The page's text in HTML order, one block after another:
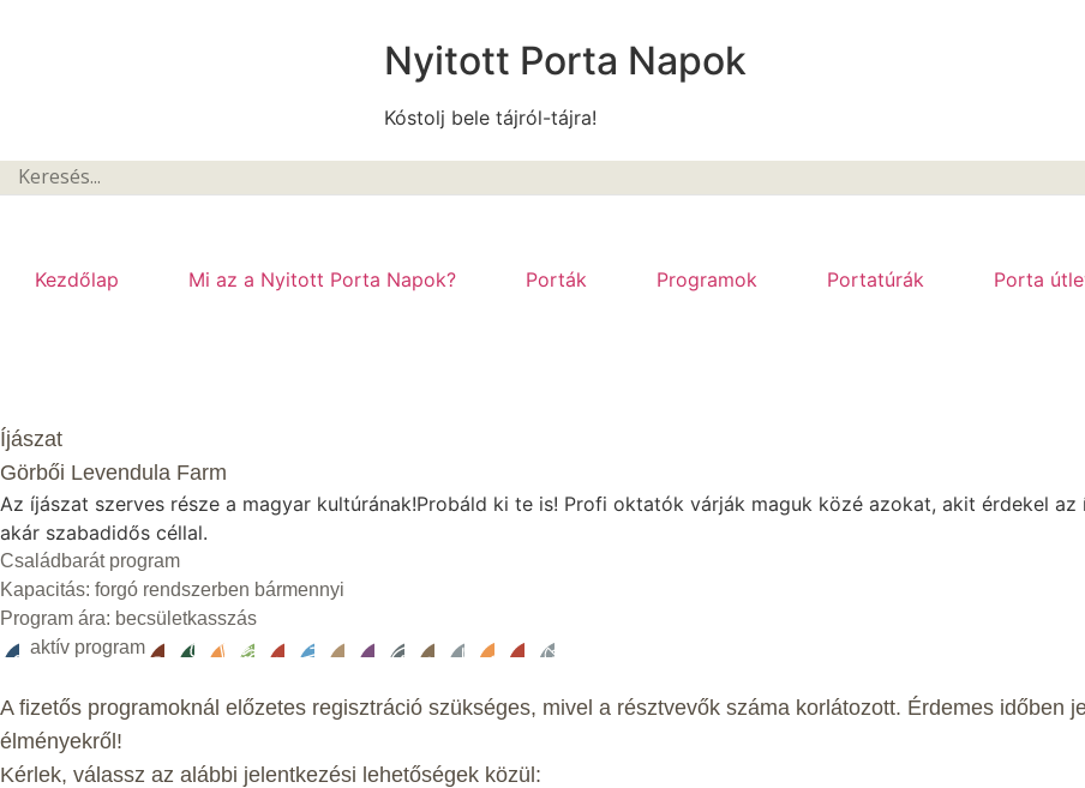
Nyitott Porta Napok
Kóstolj bele tájról-tájra!
Kezdőlap Mi az a Nyitott Porta Napok? Porták Programok Portatúrák Porta
Íjászat
Görbői Levendula Farm
Az íjászat szerves része a magyar kultúrának!Probáld ki te is! Profi oktatók várják maguk közé azokat, akit érdekel
akár szabadidős céllal.
Családbarát program
Kapacitás: forgó rendszerben bármennyi
Program ára: becsületkasszás
aktív program
A fizetős programoknál előzetes regisztráció szükséges, mivel a résztvevők száma korlátozott. Érdemes időben
élményekről!
Kérlek, válassz az alábbi jelentkezési lehetőségek közül: